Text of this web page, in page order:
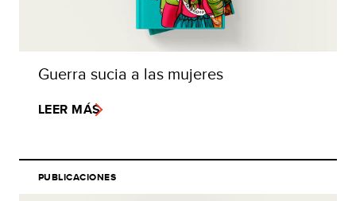
Guerra sucia a las mujeres
LEER MÁS
PUBLICACIONES